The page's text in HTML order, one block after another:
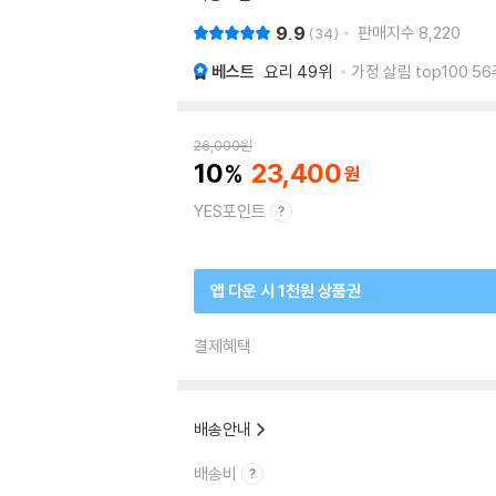
9.9 34 판매지수 8,220
베스트 요리 49위 가정 살림 top100 56
26,000원
10 23,400
YES포인트
앱 다운 시 1천원 상품권
결제혜택
배송안내
배송비